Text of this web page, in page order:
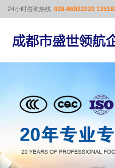
24小时咨询热线: 028-86922220